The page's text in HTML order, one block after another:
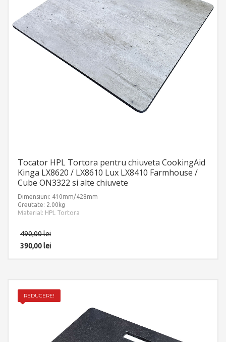
Tocator HPL Tortora pentru chiuveta CookingAid
Kinga LX8620 / LX8610 Lux LX8410 Farmhouse /
Cube ON3322 si alte chiuvete
Dimensiuni: 410mm/428mm
Greutate: 2.00kg
Material: HPL Tortora
490,00lei
390,00lei
REDUCERE!